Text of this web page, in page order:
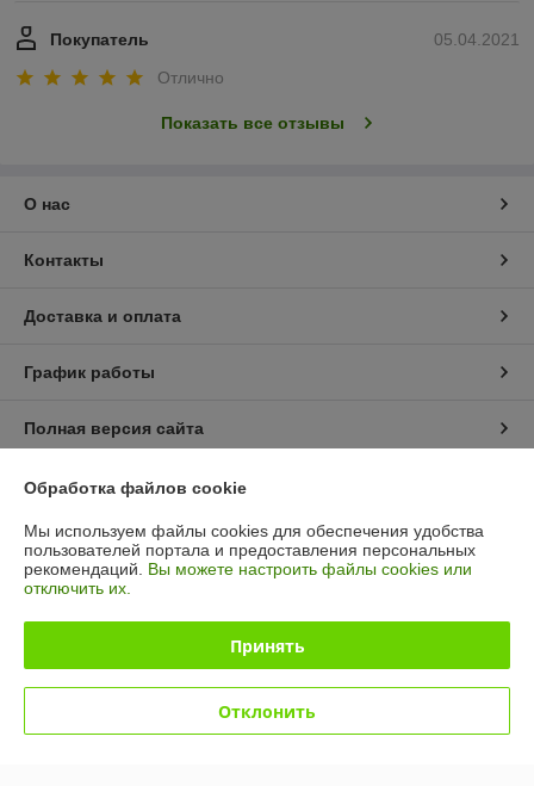
05.04.2021
Покупатель
Отлично
Показать все отзывы
О нас
Контакты
Доставка и оплата
График работы
Полная версия сайта
Политика обработки cookies
Сайт создан на платформе Deal.by
Юридическое лицо:УП "7 Мастеров"
Обработка файлов cookie
Мы используем файлы cookies для обеспечения удобства
пользователей портала и предоставления персональных
рекомендаций. Вы можете настроить файлы cookies или
отключить их.
Принять
Отклонить